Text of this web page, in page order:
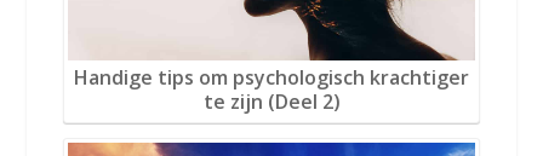
Handige tips om psychologisch krachtiger
te zijn (Deel 2)